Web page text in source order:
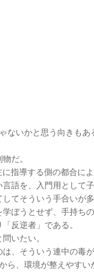
ないかと思う向きも
だ。
指導する側の都合に
語を、入門用として
てそういう手合いが
ぼうとせず、手持ち
反逆者」である。
いたい。
、そういう連中の毒
ら、環境が整えやす